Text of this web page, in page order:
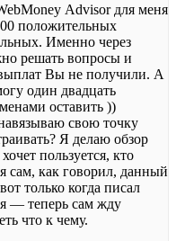
Аdvisor для меня
положительных
Именно через
решать вопросы и
выплат Вы не получили. А
один двадцать
оставить ))
свою точку
Я делаю обзор
пользуется, кто
сам, как говорил, данный
только когда писал
— теперь сам жду
что к чему.